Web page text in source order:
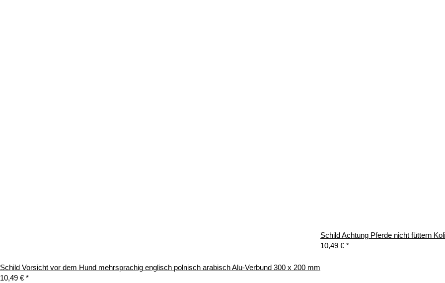
Schild Vorsicht vor dem Hund mehrsprachig englisch polnisch arabisch Alu-Verbund 300 x 200 mm
10,49 € *
Schild Achtung Pferde nicht füttern
10,49 € *